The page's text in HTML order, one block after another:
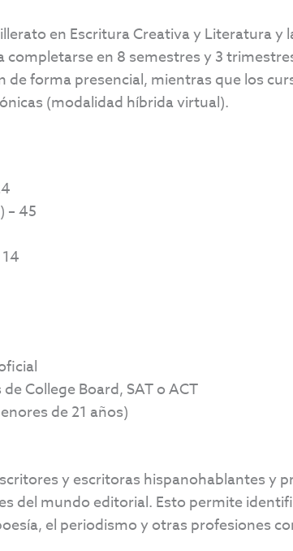
en Escritura Creativa y Literatura y
en 8 semestres y 3
de forma presencial, mientras que los
(modalidad híbrida virtual).
– 45
College Board, SAT o ACT
de 21 años)
y escritoras hispanohablantes y
del mundo editorial. Esto permite
el periodismo y otras profesiones